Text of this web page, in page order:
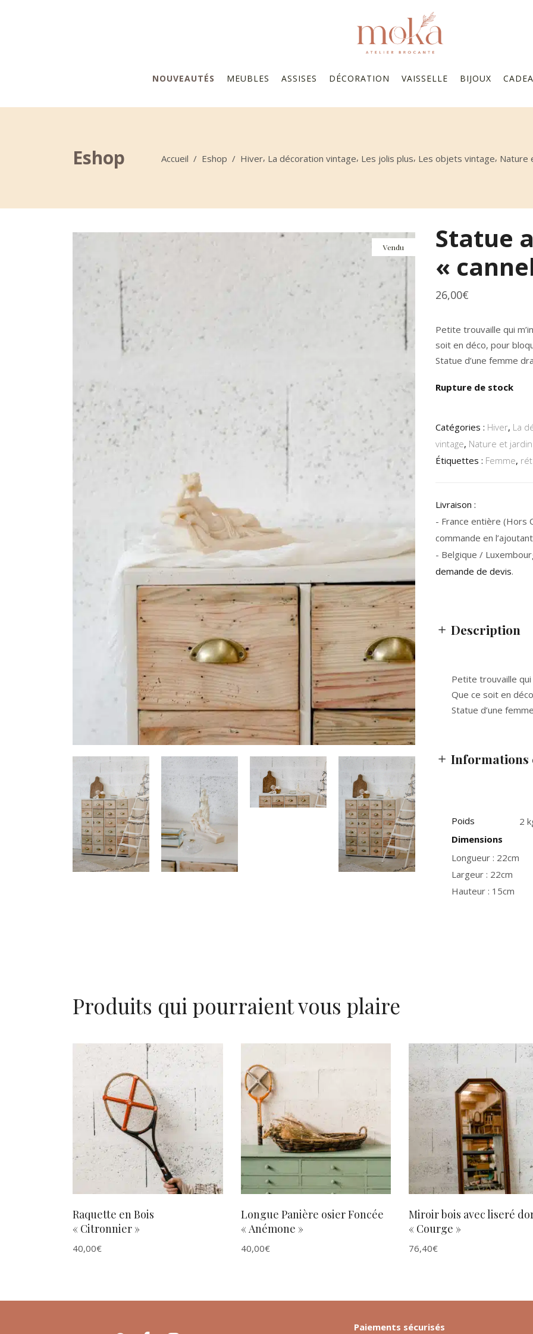
NOUVEAUTÉS MEUBLES ASSISES DÉCORATION VAISSELLE BIJOUX
Eshop Accueil / Eshop / Hiver, La décoration vintage, Les jolis plus, Les objets vintage, Nature
Vendu
Statue
«
26,00€
Petite trouvaille qui
soit en déco, pour
Statue d’une femme
Rupture de stock
Catégories : Hiver, La
vintage, Nature et
Étiquettes : Femme,
Livraison :
- France entière (Hors
commande en
- Belgique /
demande de devis.
Description
Petite trouvaille qui
Que ce soit en
Statue d’une
Informations
Poids
2
Dimensions
Longueur : 22cm
Largeur : 22cm
Hauteur : 15cm
Produits qui pourraient vous plaire
AJOUTER AU PANIER
Raquette en Bois
« Citronnier »
40,00€
AJOUTER AU PANIER
Longue Panière osier Foncée
« Anémone »
40,00€
AJOUTER AU PANIER
Miroir bois avec liseré
« Courge »
76,40€
Paiements sécurisés